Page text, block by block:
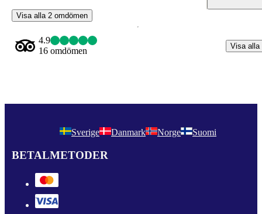
Visa alla 2 omdömen
4.9
16 omdömen
Visa alla
Sverige Danmark Norge Suomi
BETALMETODER